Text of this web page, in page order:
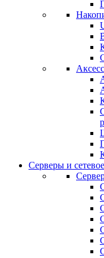
Серверы и